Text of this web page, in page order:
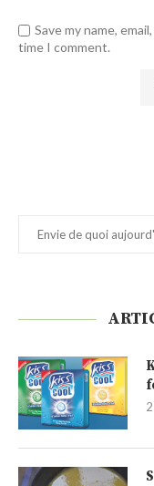
Save my name,
time I comment.